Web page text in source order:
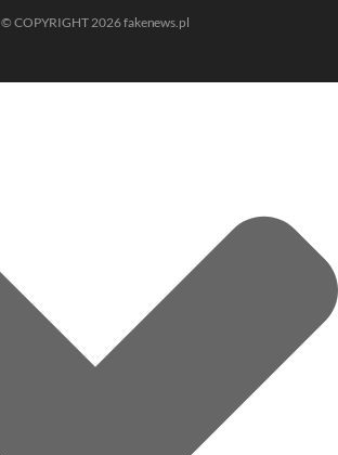
© COPYRIGHT 2026 fakenews.pl